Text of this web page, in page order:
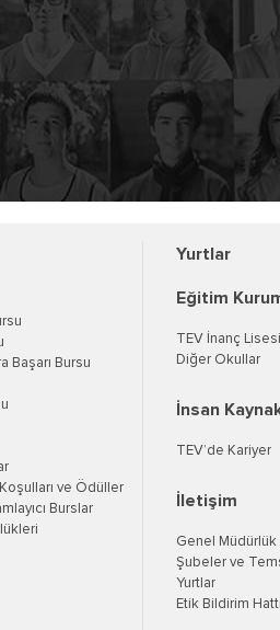
Başarı Bursu
ve Ödüller
Burslar
Yurtlar
Eğitim
TEV İnanç Lisesi
Diğer Okullar
İnsan
TEV’de Kariyer
İletişim
Genel Müdürlük
Şubeler ve
Yurtlar
Etik Bildirim Hattı